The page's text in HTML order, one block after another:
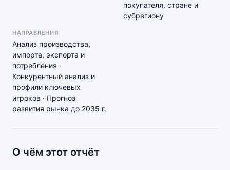
покупателя, стране и
субрегиону
НАПРАВЛЕНИЯ
Анализ производства,
импорта, экспорта и
потребления ·
Конкурентный анализ и
профили ключевых
игроков · Прогноз
развития рынка до 2035 г.
О чём этот отчёт